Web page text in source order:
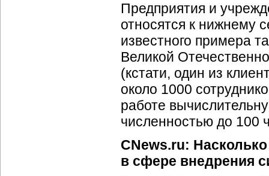
Предприятия и
относятся к нижнему
известного примера
Великой
(кстати, один из
около 1000
работе
численностью до 100
CNews.ru:
в сфере внедрения